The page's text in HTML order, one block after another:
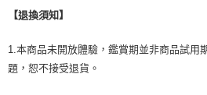
【退換須知】
1.本商品未開放體驗，鑑賞期並非商品試用
題，恕不接受退貨。